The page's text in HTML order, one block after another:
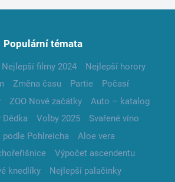
Populární témata
Nejlepší filmy 2024
Nejlepší horory
Změna času Partie
Počasí
ZOO Nové začátky
Auto – katalog
Dědka
Volby 2025
Svařené víno
podle Pohlreicha
Aloe vera
Výpočet ascendentu
knedlíky
Nejlepší palačinky